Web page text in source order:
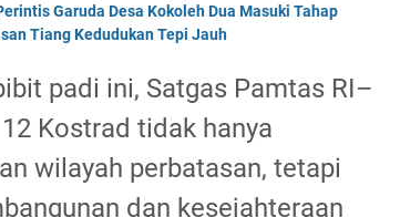
Garuda Desa Kokoleh Dua Masuki Tahap
Tiang Kedudukan Tepi Jauh
padi ini, Satgas Pamtas RI–
Kostrad tidak hanya
wilayah perbatasan, tetapi
dan kesejahteraan